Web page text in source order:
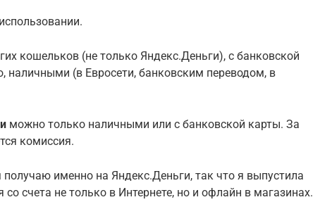
кошельков (не только Яндекс.Деньги), с банковской
наличными (в Евросети, банковским переводом, в
можно только наличными или с банковской карты. За
комиссия.
именно на Яндекс.Деньги, так что я выпустила
со счета не только в Интернете, но и офлайн в магазинах.